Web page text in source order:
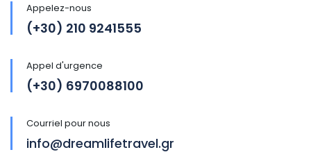
Appelez-nous
(+30) 210 9241555
Appel d'urgence
(+30) 6970088100
Courriel pour nous
info@dreamlifetravel.gr